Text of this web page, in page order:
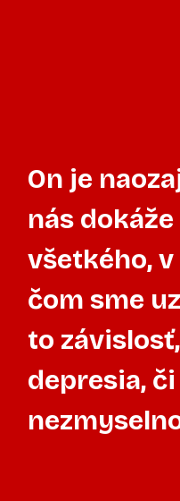
On je
nás
všetkého,
čom sme
to
depresia,